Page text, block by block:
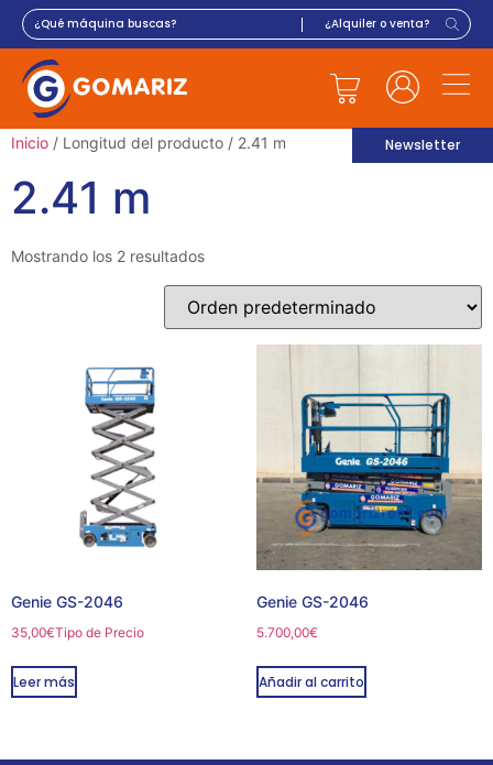
Newsletter
Inicio / Longitud del producto / 2.41 m
2.41 m
Mostrando los 2 resultados
Genie GS-2046
35,00€Tipo de Precio
Leer más
Genie GS-2046
5.700,00€
Añadir al carrito